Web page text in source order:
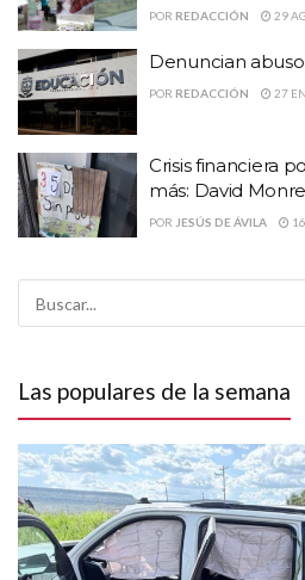
POR REDACCIÓN 29
Denuncian
POR REDACCIÓN 27
Crisis financiera
más: David
POR JESÚS DE ÁVILA
Las populares de la semana